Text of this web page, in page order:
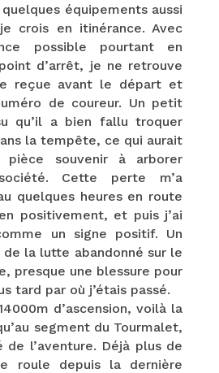
quelques équipements aussi
crois en itinérance. Avec
possible pourtant en
d’arrêt, je ne retrouve
reçue avant le départ et
de coureur. Un petit
qu’il a bien fallu troquer
la tempête, ce qui aurait
pièce souvenir à arborer
Cette perte m’a
quelques heures en route
positivement, et puis j’ai
un signe positif. Un
de la lutte abandonné sur le
presque une blessure pour
tard par où j’étais passé.
d’ascension, voilà la
segment du Tourmalet,
de l’aventure. Déjà plus de
roule depuis la dernière